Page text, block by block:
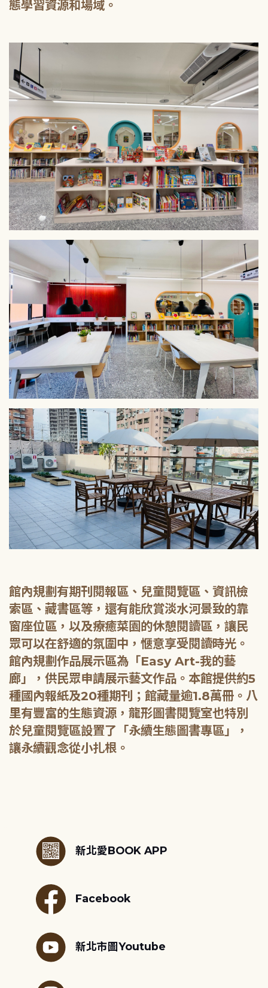
館內規劃有期刊閱報區、兒童閱覽區、資訊檢
索區、藏書區等，還有能欣賞淡水河景致的靠
窗座位區，以及療癒菜園的休憩閱讀區，讓民
眾可以在舒適的氛圍中，愜意享受閱讀時光。
館內規劃作品展示區為「Easy Art-我的藝
廊」，供民眾申請展示藝文作品。本館提供約5
種國內報紙及20種期刊；館藏量逾1.8萬冊。八
里有豐富的生態資源，龍形圖書閱覽室也特別
於兒童閱覽區設置了「永續生態圖書專區」，
新北愛BOOK APP
Facebook
新北市圖Youtube